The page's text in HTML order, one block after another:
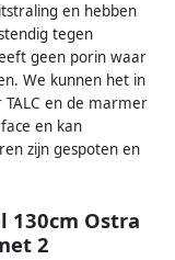
en hebben
tegen
geen porin waar
We kunnen het in
en de marmer
en kan
zijn gespoten en
130cm Ostra
2